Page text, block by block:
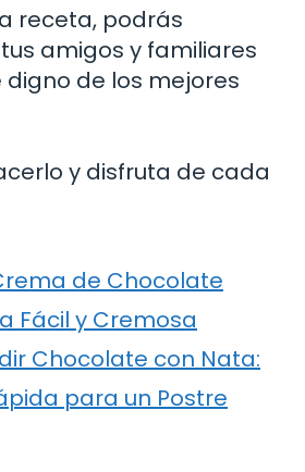
receta, podrás
amigos y familiares
de los mejores
y disfruta de cada
de Chocolate
Fácil y Cremosa
Chocolate con Nata:
para un Postre